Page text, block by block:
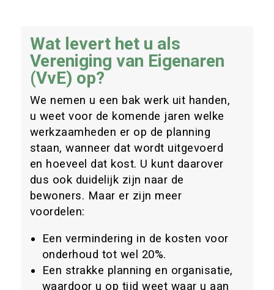
Wat levert het u als
Vereniging van Eigenaren
(VvE) op?
We nemen u een bak werk uit handen,
u weet voor de komende jaren welke
werkzaamheden er op de planning
staan, wanneer dat wordt uitgevoerd
en hoeveel dat kost. U kunt daarover
dus ook duidelijk zijn naar de
bewoners. Maar er zijn meer
voordelen:
Een vermindering in de kosten voor
onderhoud tot wel 20%.
Een strakke planning en organisatie,
waardoor u op tijd weet waar u aan